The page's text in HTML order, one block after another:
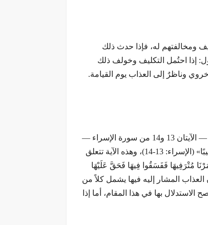
ومخالفتهم له، فإذا حدث ذلك
إذا احتُمل التكليف وخولف ذلك
وناظرٌ إلى العذاب يوم القيامة.
أولاً: يُستفاد من الآية شمولها لكلٍّ من العذاب الدنيوي والأخروي. والشاهد على ذلك الآيات السابقة واللاحقة لها. فالآية السابقة — الآيتان 13 و14 من سورة الإسراء —
تقول: «وَكُلَّ إِنسَانٍ أَلْزَمْنَاهُ طَائِرَهُ فِي عُنُقِهِ وَنُخْرِجُ لَهُ يَوْمَ الْقِيَامَةِ كِتَابًا يَلْقَاهُ مَنشُورًا * اقْرَأْ كِتَابَكَ كَفَى بِنَفْسِكَ الْيَوْمَ عَلَيْكَ حَسِيبًا» (الإسراء: 13-14)، وهذه الآية تتعلق
أَرَدْنَا أَن نُّهْلِكَ قَرْيَةً أَمَرْنَا مُتْرَفِيهَا فَفَسَقُوا فِيهَا فَحَقَّ عَلَيْهَا
ومجرد وقوع الآية 15 بين هاتين الآيتين قرينةٌ على أن العذاب المشار إليه فيها يشمل كلاً من
بها في هذا المقام، أما إذا